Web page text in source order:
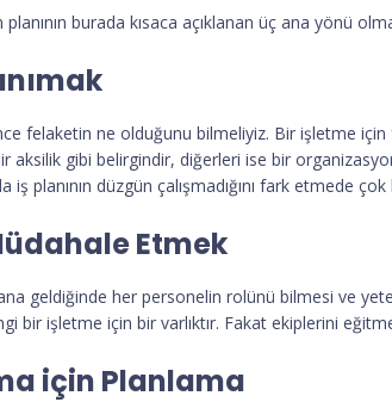
burada kısaca açıklanan üç ana yönü
felaketin ne olduğunu bilmeliyiz. Bir işletme
aksilik gibi belirgindir, diğerleri ise bir
iş planının düzgün çalışmadığını fark etmede
Etmek
geldiğinde her personelin rolünü bilmesi ve
bir işletme için bir varlıktır. Fakat ekiplerini
için Planlama